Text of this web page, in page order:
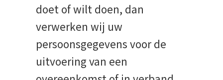
doet of wilt doen, dan
verwerken wij uw
persoonsgegevens voor de
uitvoering van een